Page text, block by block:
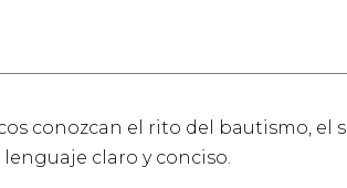
conozcan el rito del bautismo,
claro y conciso.